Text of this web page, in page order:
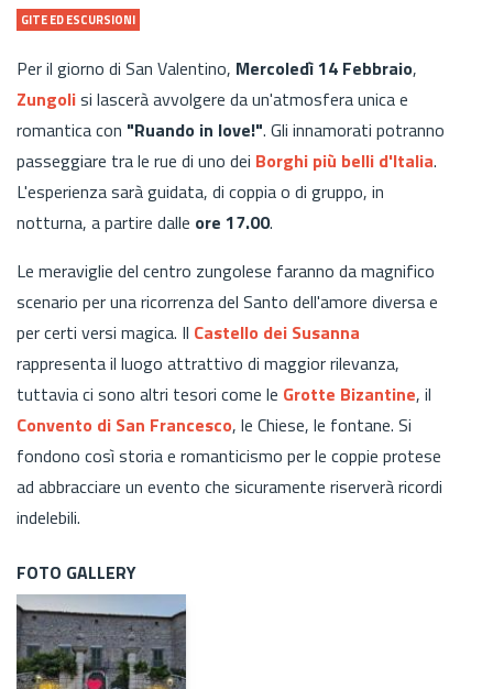
GITE ED ESCURSIONI
Per il giorno di San Valentino, Mercoledì 14 Febbraio,
Zungolisi lascerà avvolgere da un'atmosfera unica e
romantica con "Ruando in love!". Gli innamorati potranno
passeggiare tra le rue di uno dei Borghi più belli d'Italia.
L'esperienza sarà guidata, di coppia o di gruppo, in
notturna, a partire dalle ore 17.00.
Le meraviglie del centro zungolese faranno da magnifico
scenario per una ricorrenza del Santo dell'amore diversa e
per certi versi magica. Il Castello dei Susanna
rappresenta il luogo attrattivo di maggior rilevanza,
tuttavia ci sono altri tesori come le Grotte Bizantine, il
Convento di San Francesco, le Chiese, le fontane. Si
fondono così storia e romanticismo per le coppie protese
ad abbracciare un evento che sicuramente riserverà ricordi
indelebili.
FOTO GALLERY